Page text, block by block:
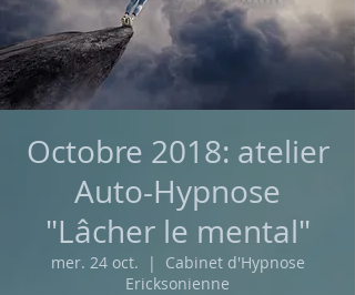
Octobre 2018: atelier
Auto-Hypnose
"Lâcher le mental"
mer. 24 oct.
  |
Cabinet d'Hypnose
Ericksonienne